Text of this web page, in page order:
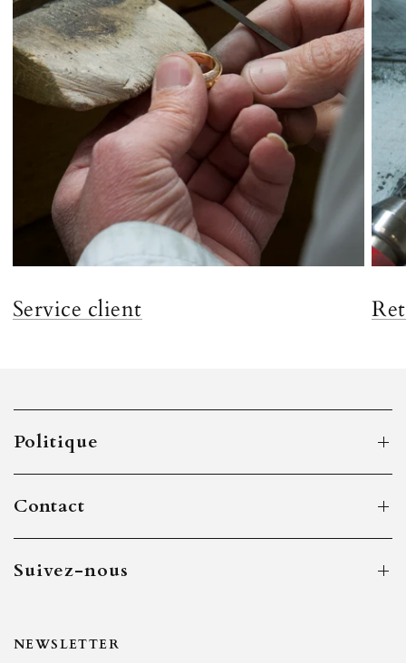
Service client
Politique
Contact
Suivez-nous
NEWSLETTER